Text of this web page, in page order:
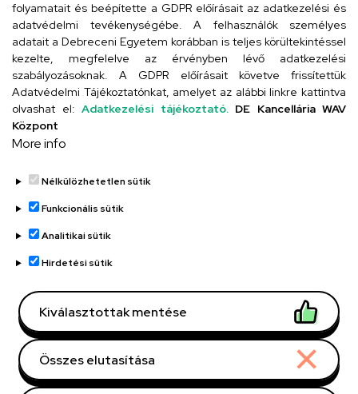
Szervezeti telefonkönyv
UD telefonkönyv
Adatvédelem
Adatvédelem
Régi oldal
Technikai információk
Copyright © 2026 Unideb
folyamatait és beépítette a GDPR előírásait az adatkezelési és
adatvédelmi tevékenységébe. A felhasználók személyes
adatait a Debreceni Egyetem korábban is teljes körültekintéssel
kezelte, megfelelve az érvényben lévő adatkezelési
szabályozásoknak. A GDPR előírásait követve frissítettük
Adatvédelmi Tájékoztatónkat, amelyet az alábbi linkre kattintva
olvashat el: Adatkezelési tájékoztató. DE Kancellária WAV
Központ
More info
Nélkülözhetetlen sütik
Funkcionális sütik
Analitikai sütik
Hirdetési sütik
Kiválasztottak mentése
Összes elutasítása